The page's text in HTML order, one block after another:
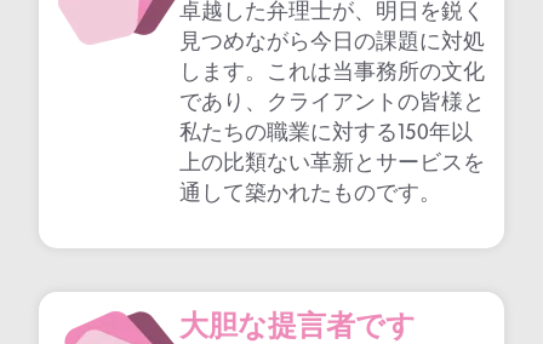
卓越した弁理士が、明日を鋭く
見つめながら今日の課題に対処
します。これは当事務所の文化
であり、クライアントの皆様と
私たちの職業に対する150年以
上の比類ない革新とサービスを
通して築かれたものです。
大胆な提言者です